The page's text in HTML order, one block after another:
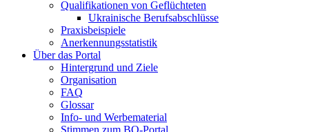
Qualifikationen von Geflüchteten
Ukrainische Berufsabschlüsse
Praxisbeispiele
Anerkennungsstatistik
Über das Portal
Hintergrund und Ziele
Organisation
FAQ
Glossar
Info- und Werbematerial
Stimmen zum BQ-Portal